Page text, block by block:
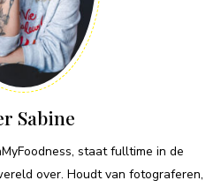
Sabine
staat fulltime in de
over. Houdt van fotograferen,